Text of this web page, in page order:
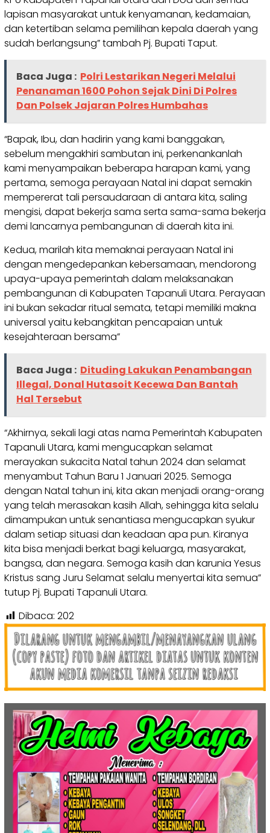
lapisan masyarakat untuk kenyamanan, kedamaian,
dan ketertiban selama pemilihan kepala daerah yang
sudah berlangsung” tambah Pj. Bupati Taput.
Baca Juga : Polri Lestarikan Negeri Melalui
Penanaman 1600 Pohon Sejak Dini Di Polres
Dan Polsek Jajaran Polres Humbahas
“Bapak, Ibu, dan hadirin yang kami banggakan,
sebelum mengakhiri sambutan ini, perkenankanlah
kami menyampaikan beberapa harapan kami, yang
pertama, semoga perayaan Natal ini dapat semakin
mempererat tali persaudaraan di antara kita, saling
mengisi, dapat bekerja sama serta sama-sama bekerja
demi lancarnya pembangunan di daerah kita ini.
Kedua, marilah kita memaknai perayaan Natal ini
dengan mengedepankan kebersamaan, mendorong
upaya-upaya pemerintah dalam melaksanakan
pembangunan di Kabupaten Tapanuli Utara. Perayaan
ini bukan sekadar ritual semata, tetapi memiliki makna
universal yaitu kebangkitan pencapaian untuk
kesejahteraan bersama”
Baca Juga : Dituding Lakukan Penambangan
Illegal, Donal Hutasoit Kecewa Dan Bantah
Hal Tersebut
“Akhirnya, sekali lagi atas nama Pemerintah Kabupaten
Tapanuli Utara, kami mengucapkan selamat
merayakan sukacita Natal tahun 2024 dan selamat
menyambut Tahun Baru 1 Januari 2025. Semoga
dengan Natal tahun ini, kita akan menjadi orang-orang
yang telah merasakan kasih Allah, sehingga kita selalu
dimampukan untuk senantiasa mengucapkan syukur
dalam setiap situasi dan keadaan apa pun. Kiranya
kita bisa menjadi berkat bagi keluarga, masyarakat,
bangsa, dan negara. Semoga kasih dan karunia Yesus
Kristus sang Juru Selamat selalu menyertai kita semua”
tutup Pj. Bupati Tapanuli Utara.
Dibaca: 202